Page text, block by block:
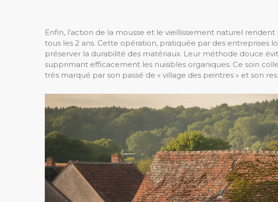
Enfin, l’action de la mousse et le vieillissement naturel
tous les 2 ans. Cette opération, pratiquée par des entreprises
préserver la durabilité des matériaux. Leur méthode douce
supprimant efficacement les nuisibles organiques. Ce soin
très marqué par son passé de « village des peintres » et son